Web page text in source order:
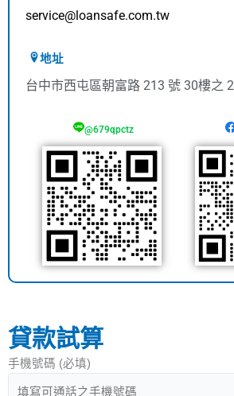
service@loansafe.com.tw
地址
台中市西屯區朝富路 213 號 30樓之 2
@679qpctz
貸款試算
手機號碼 (必填)